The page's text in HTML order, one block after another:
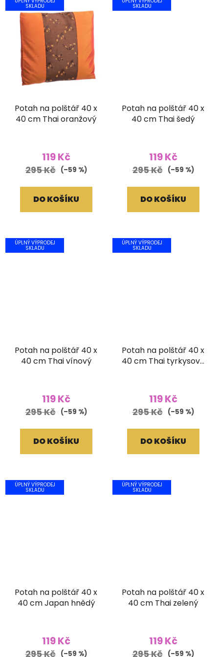
SKLADU
Potah na polštář 40 x
40 cm Thai oranžový
119 Kč
295 Kč (–59 %)
DO KOŠÍKU
SKLADU
Potah na polštář 40 x
40 cm Thai šedý
119 Kč
295 Kč (–59 %)
DO KOŠÍKU
ÚPLNÝ VÝPRODEJ
SKLADU
Potah na polštář 40 x
40 cm Thai vínový
119 Kč
295 Kč (–59 %)
DO KOŠÍKU
ÚPLNÝ VÝPRODEJ
SKLADU
Potah na polštář 40 x
40 cm Thai tyrkysově
119 Kč
295 Kč (–59 %)
DO KOŠÍKU
ÚPLNÝ VÝPRODEJ
SKLADU
Potah na polštář 40 x
40 cm Japan hnědý
119 Kč
295 Kč (–59 %)
ÚPLNÝ VÝPRODEJ
SKLADU
Potah na polštář 40 x
40 cm Thai zelený
119 Kč
295 Kč (–59 %)